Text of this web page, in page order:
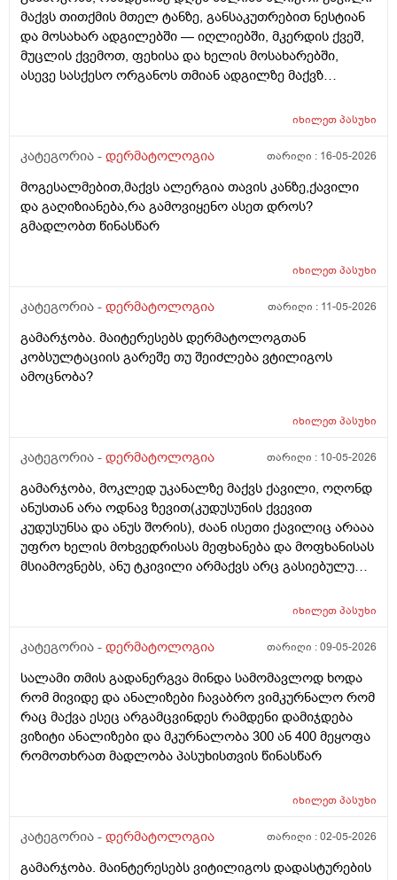
მაქვს თითქმის მთელ ტანზე, განსაკუთრებით ნესტიან
და მოსახარ ადგილებში — იღლიებში, მკერდის ქვეშ,
მუცლის ქვემოთ, ფეხისა და ხელის მოსახარებში,
ასევე სასქესო ორგანოს თმიან ადგილზე მაქვზ
გაღიზიანება თავზე და ყურებში. ქავილი ზოგჯერ
მაინტერესებს, რისი ბრალი შეიძლება იყოს და რას
მაინც ბრუნდება დროდადრო
იხილეთპასუხი
კატეგორია - დერმატოლოგია თარიღი : 16-05-2026
მოგესალმებით,მაქვს ალერგია თავის კანზე,ქავილი
და გაღიზიანება,რა გამოვიყენო ასეთ დროს?
გმადლობთ წინასწარ
იხილეთპასუხი
კატეგორია - დერმატოლოგია თარიღი : 11-05-2026
გამარჯობა. მაიტერესებს დერმატოლოგთან
კობსულტაციის გარეშე თუ შეიძლება ვტილიგოს
ამოცნობა?
იხილეთპასუხი
კატეგორია - დერმატოლოგია თარიღი : 10-05-2026
გამარჯობა, მოკლედ უკანალზე მაქვს ქავილი, ოღონდ
ანუსთან არა ოდნავ ზევით(კუდუსუნის ქვევით
კუდუსუნსა და ანუს შორის), ძაან ისეთი ქავილიც არააა
უფრო ხელის მოხვედრისას მეფხანება და მოფხანისას
მსიამოვნებს, ანუ ტკივილი არმაქვს არც გასიებულუ
ოპერაცია ანუ ბეწვის ჩაბრუნება(ლაზერით) მაგის მერე
წყლით) ანუ არამგონია რომ გამიმეორდეს. ჭიები
გარშემო, ჰემოროიდიც მაქვს ოდნავ, სოკო შეიძლება
იყოს? ან კანის გაღიზიანება?
იხილეთპასუხი
კატეგორია - დერმატოლოგია თარიღი :09-05-2026
სალამი თმის გადანერგვა მინდა სამომავლოდ ხოდა
რომ მივიდე და ანალიზები ჩავაბრო ვიმკურნალო რომ
რაც მაქვა ესეც არგამცვინდეს რამდენი დამიჯდება
ვიზიტი ანალიზები და მკურნალობა 300 ან 400 მეყოფა
რომოთხრათ მადლობა პასუხისთვის წინასწარ
იხილეთპასუხი
კატეგორია - დერმატოლოგია თარიღი :02-05-2026
გამარჯობა. მაინტერესებს ვიტილიგოს დადასტურების